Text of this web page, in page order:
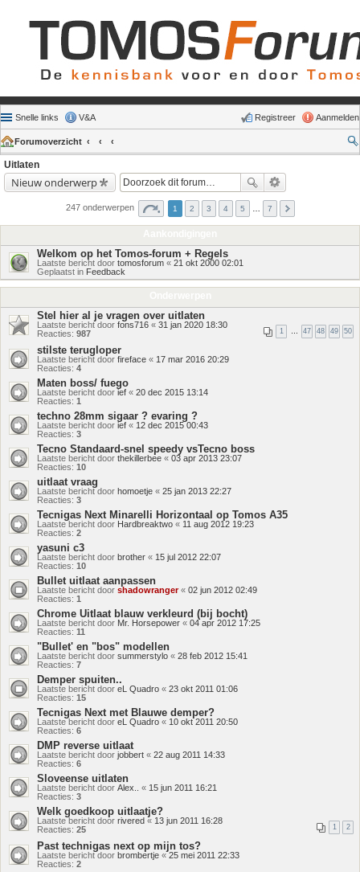
Snelle links V&A Aanmelden
Registreer
Forumoverzicht
Uitlaten
Nieuw onderwerp
247 onderwerpen 1 2 3 4 5 7
Welkom op het Tomos-forum + Regels
Laatste bericht door tomosforum « 21 okt 2000 02:01
Geplaatst in Feedback
Stel hier al je vragen over uitlaten
Laatste bericht door fons716 « 31 jan 2020 18:30
Reacties: 987 1 … 47 48 49 50
stilste terugloper
Laatste bericht door fireface « 17 mar 2016 20:29
Reacties: 4
Maten boss/ fuego
Laatste bericht doorief « 20 dec 2015 13:14
Reacties: 1
techno 28mm sigaar ? evaring ?
Laatste bericht door ief « 12 dec 2015 00:43
Reacties: 3
Tecno Standaard-snel speedy vsTecno boss
Laatste bericht door thekillerbee « 03 apr 2013 23:07
Reacties: 10
uitlaat vraag
Laatste bericht door homoetje « 25 jan 2013 22:27
Reacties: 3
Tecnigas Next Minarelli Horizontaal op Tomos A35
Laatste bericht door Hardbreaktwo « 11 aug 2012 19:23
Reacties: 2
yasuni c3
Laatste bericht door brother « 15 jul 2012 22:07
Reacties: 10
Bullet uitlaat aanpassen
Laatste bericht door shadowranger« 02 jun 2012 02:49
Reacties: 1
Chrome Uitlaat blauw verkleurd (bij bocht)
Laatste bericht door Mr. Horsepower « 04 apr 2012 17:25
Reacties: 11
"Bullet' en "bos" modellen
Laatste bericht door summerstylo « 28 feb 2012 15:41
Reacties: 7
Demper spuiten..
Laatste bericht door eL Quadro « 23 okt 2011 01:06
Reacties: 15
Tecnigas Next met Blauwe demper?
Laatste bericht door eL Quadro « 10 okt 2011 20:50
Reacties: 6
DMP reverse uitlaat
Laatste bericht door jobbert « 22 aug 2011 14:33
Reacties: 6
Sloveense uitlaten
Laatste bericht door Alex.. « 15 jun 2011 16:21
Reacties: 3
Welk goedkoop uitlaatje?
Laatste bericht door rivered « 13 jun 2011 16:28
Reacties: 25 1 2
Past technigas next op mijn tos?
Laatste bericht door brombertje «25 mei 2011 22:33
Reacties: 2